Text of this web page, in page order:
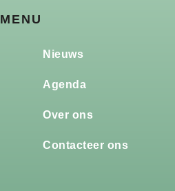
MENU
Nieuws
Agenda
Over ons
Contacteer ons